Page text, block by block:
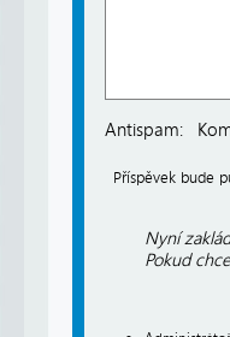
Antispam:
Příspěvek bude
Nyní
Pokud